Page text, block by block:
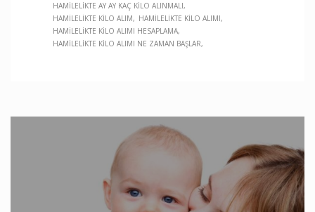
HAMILELIKTE AY AY KAÇ KILO ALINMALI
HAMILELIKTE KILO ALIM
HAMILELIKTE KILO ALIMI
HAMILELIKTE KILO ALIMI HESAPLAMA
HAMILELIKTE KILO ALIMI NE ZAMAN BAŞLAR